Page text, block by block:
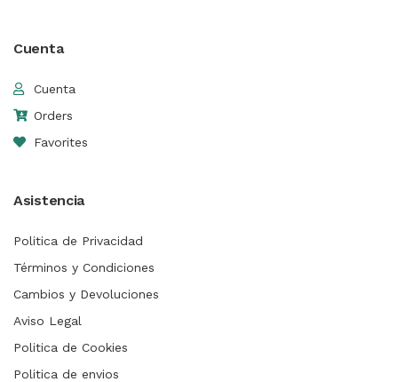
Cuenta
Cuenta
Orders
Favorites
Asistencia
Politica de Privacidad
Términos y Condiciones
Cambios y Devoluciones
Aviso Legal
Politica de Cookies
Politica de envios